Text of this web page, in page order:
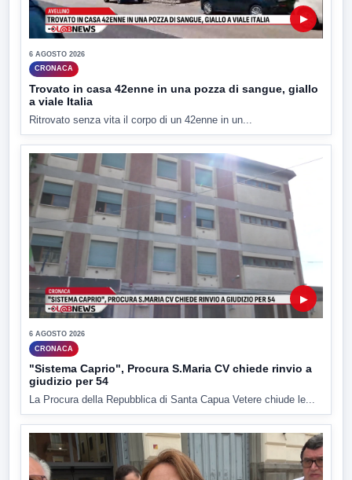
▶
6 AGOSTO 2026
CRONACA
Trovato in casa 42enne in una pozza di sangue, giallo
a viale Italia
Ritrovato senza vita il corpo di un 42enne in un...
▶
6 AGOSTO 2026
CRONACA
"Sistema Caprio", Procura S.Maria CV chiede rinvio a
giudizio per 54
La Procura della Repubblica di Santa Capua Vetere chiude le...